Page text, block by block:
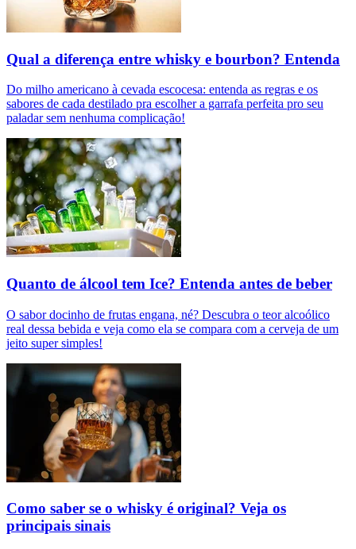
Qual a diferença entre whisky e bourbon? Entenda
Do milho americano à cevada escocesa: entenda as regras e os
sabores de cada destilado pra escolher a garrafa perfeita pro seu
paladar sem nenhuma complicação!
Quanto de álcool tem Ice? Entenda antes de beber
O sabor docinho de frutas engana, né? Descubra o teor alcoólico
real dessa bebida e veja como ela se compara com a cerveja de um
jeito super simples!
Como saber se o whisky é original? Veja os
principais sinais